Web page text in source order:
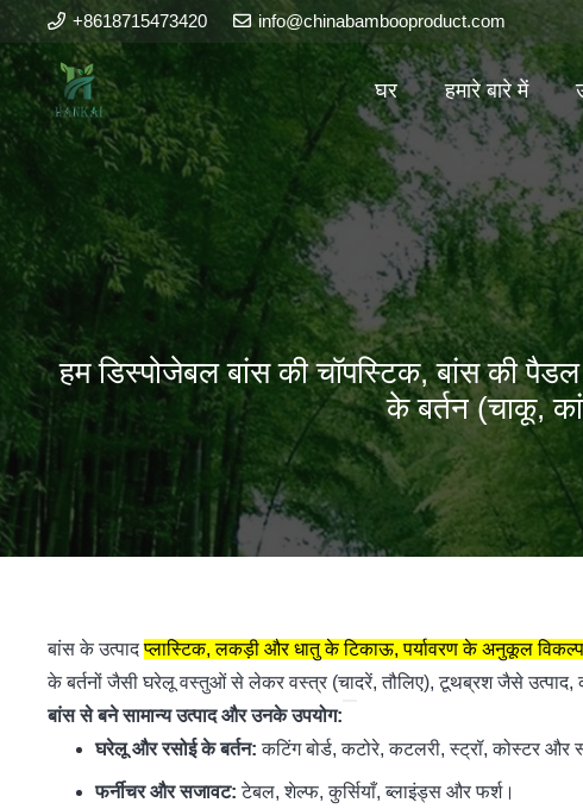
+8618715473420 info@chinabambooproduct.com
घर हमारे बारे में
हम डिस्पोजेबल बांस की चॉपस्टिक, बांस की
के बर्तन (चाकू,
बांस के उत्पाद प्लास्टिक, लकड़ी और धातु के टिकाऊ, पर्यावरण के अनुकूल विकल्प
के बर्तनों जैसी घरेलू वस्तुओं से लेकर वस्त्र (चादरें, तौलिए), टूथब्रश जैसे उत्पाद,
बांस से बने सामान्य उत्पाद और उनके उपयोग:
घरेलू और रसोई के बर्तन: कटिंग बोर्ड, कटोरे, कटलरी, स्ट्रॉ, कोस्टर और
फर्नीचर और सजावट: टेबल, शेल्फ, कुर्सियाँ, ब्लाइंड्स और फर्श।